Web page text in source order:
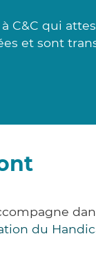
C&C qui
et sont
du